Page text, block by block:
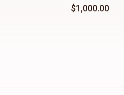
$1,000.00